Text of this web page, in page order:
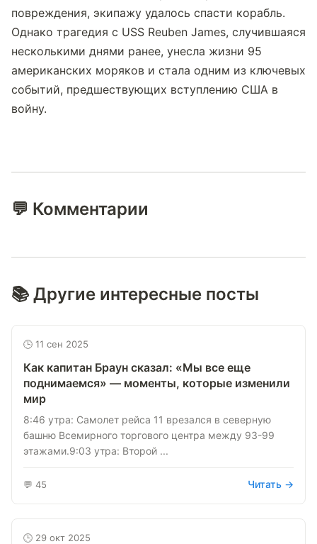
повреждения, экипажу удалось спасти корабль.
Однако трагедия с USS Reuben James, случившаяся
несколькими днями ранее, унесла жизни 95
американских моряков и стала одним из ключевых
событий, предшествующих вступлению США в
войну.
💬 Комментарии
📚 Другие интересные посты
🕒 11 сен 2025
Как капитан Браун сказал: «Мы все еще
поднимаемся» — моменты, которые изменили
мир
8:46 утра: Самолет рейса 11 врезался в северную
башню Всемирного торгового центра между 93-99
этажами.9:03 утра: Второй ...
💬 45 Читать →
🕒 29 окт 2025